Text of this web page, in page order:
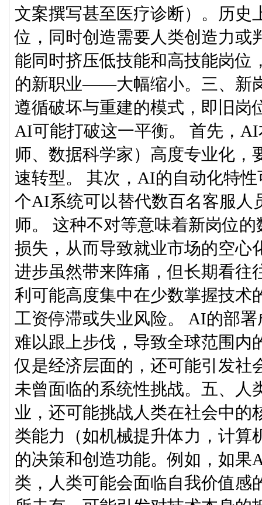
文案撰写甚至医疗诊断）。历史
位，同时创造需要人类创造力或
能同时挤压低技能和高技能岗
的新职业——大幅缩小。三、新
遵循破坏与重建的模式，即旧岗
AI可能打破这一平衡。 首先，
师、数据科学家）高度专业化，
速转型。 其次，AI的自动化特
个AI系统可以替代数百名客服人
师。 这种不对等意味着新岗位
损失，从而导致就业市场的空心
进步虽然带来阵痛，但长期看往
利可能高度集中在少数掌握技术
工资停滞或失业风险。 AI的部
难以跟上步伐，导致全球范围内
仅是经济层面的，还可能引发社
未曾面临的系统性挑战。五、
业，还可能挑战人类在社会中的
类能力（如机械提升体力，计
的决策和创造功能。例如，如
类，人类可能会面临自我价值感